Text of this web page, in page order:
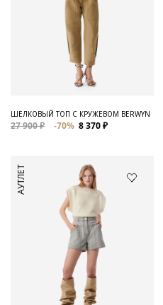
ШЕЛКОВЫЙ ТОП С КРУЖЕВОМ BERWYN
27 900 ₽ -70% 8 370 ₽
АУТЛЕТ